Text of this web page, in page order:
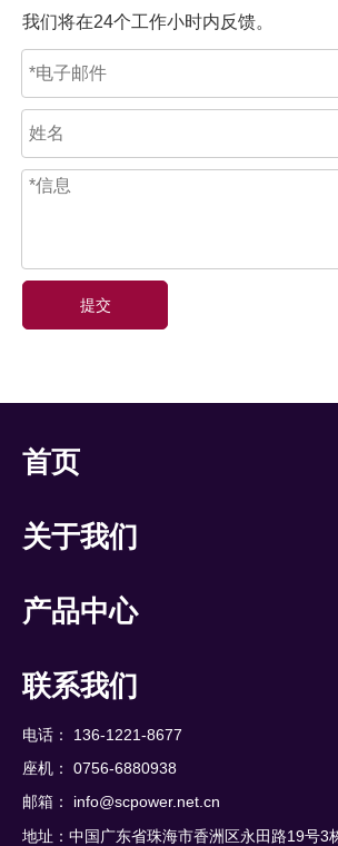
我们将在24个工作小时内反馈。
提交
首页
关于我们
产品中心
联系我们
电话： 136-1221-8677
座机： 0756-6880938
邮箱： info@scpower.net.cn
地址：中国广东省珠海市香洲区永田路19号3